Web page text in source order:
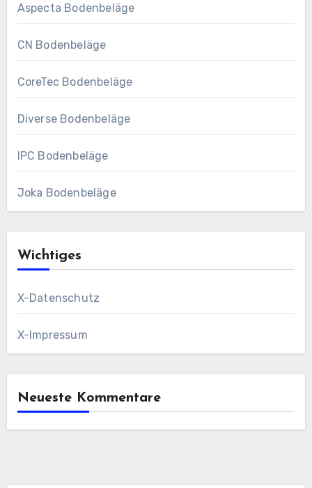
Aspecta Bodenbeläge
CN Bodenbeläge
CoreTec Bodenbeläge
Diverse Bodenbeläge
IPC Bodenbeläge
Joka Bodenbeläge
Wichtiges
X-Datenschutz
X-Impressum
Neueste Kommentare